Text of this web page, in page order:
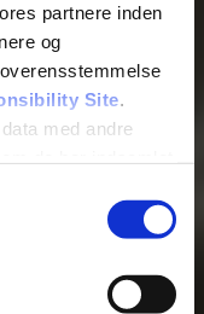
partnere inden
og
Site.
med andre